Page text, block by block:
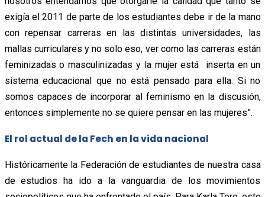
exigía el 2011 de parte de los estudiantes debe ir de la mano
con repensar carreras en las distintas universidades, las
mallas curriculares y no solo eso, ver como las carreras están
feminizadas o masculinizadas y la mujer está inserta en un
sistema educacional que no está pensado para ella. Si no
somos capaces de incorporar al feminismo en la discusión,
entonces simplemente no se quiere pensar en las mujeres”.
El rol actual de la Fech en la vida nacional
Históricamente la Federación de estudiantes de nuestra casa
de estudios ha ido a la vanguardia de los movimientos